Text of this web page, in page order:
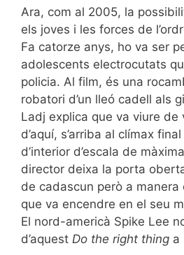
Ara, com al 2005, la
els joves i les forces de
Fa catorze anys, ho va ser
adolescents electrocutats
policia. Al film, és una
robatori d’un lleó cadell als
Ladj explica que va viure de
d’aquí, s’arriba al clímax
d’interior d’escala de
director deixa la porta
de cadascun però a manera
que va encendre en el seu
El nord-americà Spike Lee
d’aquest Do the right thing a